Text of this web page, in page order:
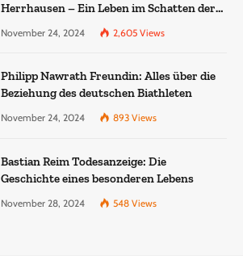
Herrhausen – Ein Leben im Schatten der
November 24, 2024 2,605 Views
Philipp Nawrath Freundin: Alles über die
Beziehung des deutschen Biathleten
November 24, 2024 893 Views
Bastian Reim Todesanzeige: Die
Geschichte eines besonderen Lebens
November 28, 2024 548 Views